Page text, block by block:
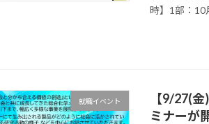
時】1部：10
就職イベント
【9/27(
ミナーが